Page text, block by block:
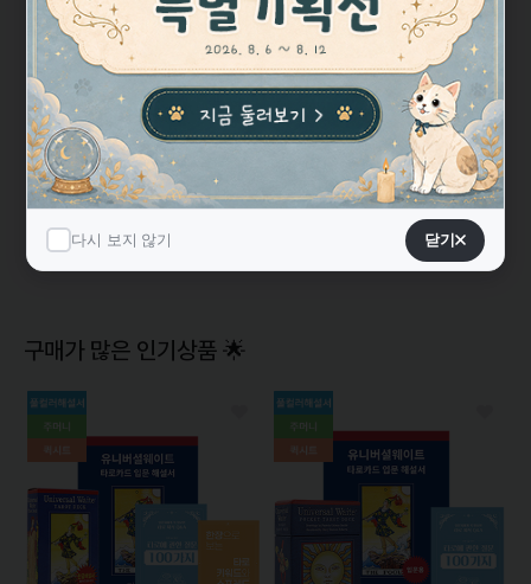
★★★★★5
기본적인 카드 재질도 좋지만 이미지가 흥미로운 게 제일 좋은 점.
웨이트 타로와는 꽤 다른 해석이 가능하며 외적인 상황보다는 내
적인 상황을 비롯해 수..
싯다르타 타로카드 Siddhartha..
구매가 많은 인기상품 🌟
다시 보지 않기 닫기
다시 보지 않기 닫기